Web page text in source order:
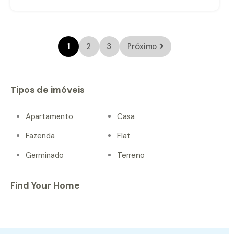
1 2 3 Próximo
Tipos de imóveis
Apartamento
Casa
Fazenda
Flat
Germinado
Terreno
Find Your Home